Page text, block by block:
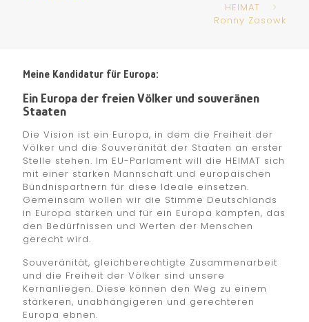
HEIMAT
Ronny Zasowk
Meine Kandidatur für Europa:
Ein Europa der freien Völker und souveränen
Staaten
Die Vision ist ein Europa, in dem die Freiheit der
Völker und die Souveränität der Staaten an erster
Stelle stehen. Im EU-Parlament will die HEIMAT sich
mit einer starken Mannschaft und europäischen
Bündnispartnern für diese Ideale einsetzen.
Gemeinsam wollen wir die Stimme Deutschlands
in Europa stärken und für ein Europa kämpfen, das
den Bedürfnissen und Werten der Menschen
gerecht wird.
Souveränität, gleichberechtigte Zusammenarbeit
und die Freiheit der Völker sind unsere
Kernanliegen. Diese können den Weg zu einem
stärkeren, unabhängigeren und gerechteren
Europa ebnen.